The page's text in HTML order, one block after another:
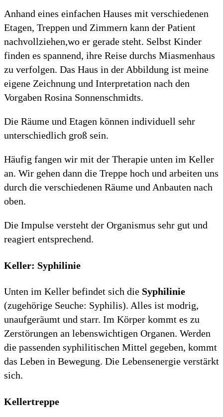
Anhand eines einfachen Hauses mit verschiedenen
Etagen, Treppen und Zimmern kann der Patient
nachvollziehen,wo er gerade steht. Selbst Kinder
finden es spannend, ihre Reise durchs Miasmenhaus
zu verfolgen. Das Haus in der Abbildung ist meine
eigene Zeichnung und Interpretation nach den
Vorgaben Rosina Sonnenschmidts.
Die Räume und Etagen können individuell sehr
unterschiedlich groß sein.
Häufig fangen wir mit der Therapie unten im Keller
an. Wir gehen dann die Treppe hoch und arbeiten uns
durch die verschiedenen Räume und Anbauten nach
oben.
Die Impulse versteht der Organismus sehr gut und
reagiert entsprechend.
Keller: Syphilinie
Unten im Keller befindet sich die Syphilinie
(zugehörige Seuche: Syphilis). Alles ist modrig,
unaufgeräumt und starr. Im Körper kommt es zu
Zerstörungen an lebenswichtigen Organen. Werden
die passenden syphilitischen Mittel gegeben, kommt
das Leben in Bewegung. Die Lebensenergie verstärkt
sich.
Kellertreppe